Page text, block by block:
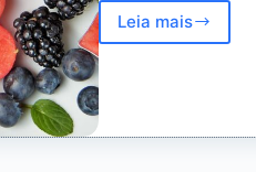
Leia mais
Saiba